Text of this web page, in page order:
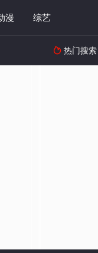
漫 综艺
 热门搜索